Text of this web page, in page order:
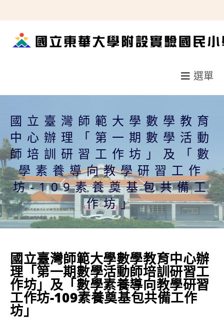
轉
選單
國立臺灣師範大學數學教育
中心辦理「第一期數學活動
師培訓研習工作坊」及「數
學素養導向教學研習工作
坊-109素養奠基包共備工
作坊」
國立臺灣師範大學數學教育中心辦
理「第一期數學活動師培訓研習工
作坊」及「數學素養導向教學研習
工作坊-109素養奠基包共備工作
坊」